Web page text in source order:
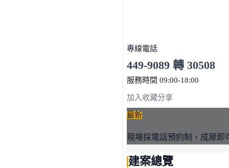
專線電話
449-9089 轉 30508
服務時間 09:00-18:00
加入收藏分享
最新
現場採電話預約制，成屋即
建案總覽